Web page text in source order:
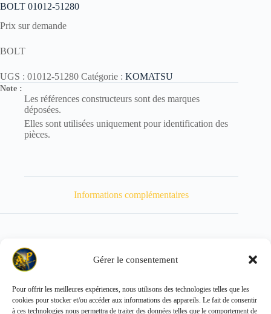
Gérer le consentement
Pour offrir les meilleures expériences, nous utilisons des technologies telles que les
cookies pour stocker et/ou accéder aux informations des appareils. Le fait de consentir
à ces technologies nous permettra de traiter des données telles que le comportement de
BOLT 01012-51280
Prix sur demande
BOLT
UGS : 01012-51280 Catégorie : KOMATSU
Note :
Les références constructeurs sont des marques
déposées.
Elles sont utilisées uniquement pour identification des
pièces.
Informations complémentaires
Poids 75 kg
Copyright © 2026 - ALL PARTS FRANCE SAS